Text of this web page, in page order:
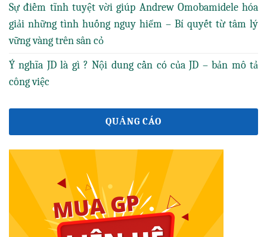
Sự điềm tĩnh tuyệt vời giúp Andrew Omobamidele hóa
giải những tình huống nguy hiểm – Bí quyết từ tâm lý
vững vàng trên sân cỏ
Ý nghĩa JD là gì ? Nội dung cần có của JD – bản mô tả
công việc
QUẢNG CÁO